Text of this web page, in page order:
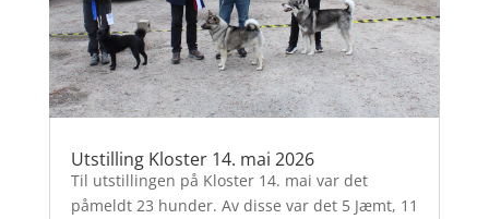
Utstilling Kloster 14. mai 2026
Til utstillingen på Kloster 14. mai var det
påmeldt 23 hunder. Av disse var det 5 Jæmt, 11